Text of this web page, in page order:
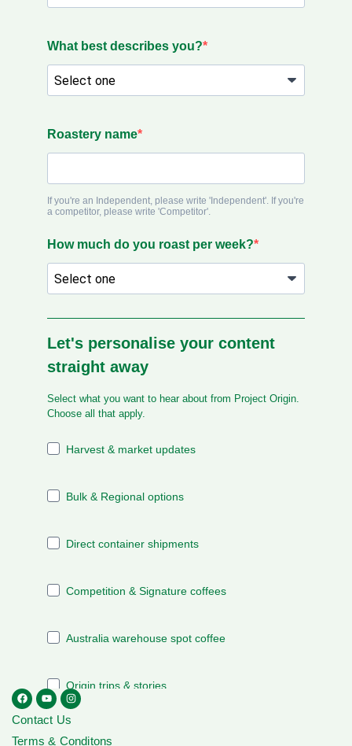
Contact Us
Terms & Conditons